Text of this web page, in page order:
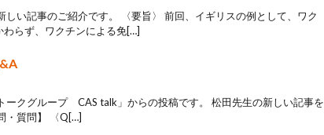
しい記事のご紹介です。 〈要旨〉 前回、イギリスの例として、ワク
らず、ワクチンによる免[…]
ークグループ CAS talk」からの投稿です。 松田先生の新しい記事を
・質問】 〈Q[…]